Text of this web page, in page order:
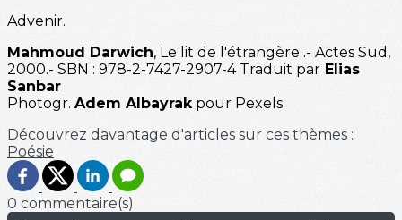
Advenir.
Mahmoud Darwich, Le lit de l'étrangère .- Actes Sud,
2000.- SBN : 978-2-7427-2907-4 Traduit par Elias
Sanbar
Photogr. Adem Albayrakpour Pexels
Découvrez davantage d'articles sur ces thèmes :
Poésie
0 commentaire(s)